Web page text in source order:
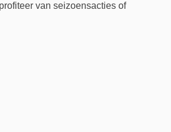
van seizoensacties of